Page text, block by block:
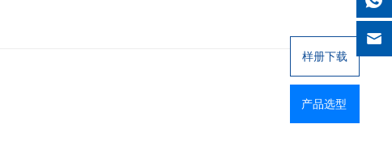
样册下载
产品选型